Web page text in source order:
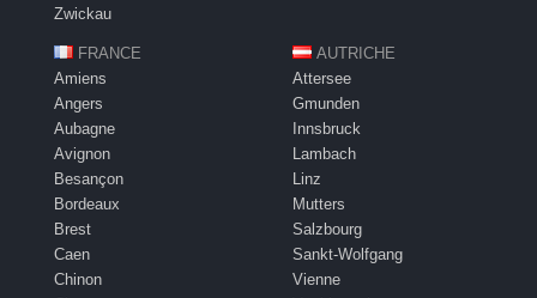
Zwickau
FRANCE
Amiens
Angers
Aubagne
Avignon
Besançon
Bordeaux
Brest
Caen
Chinon
AUTRICHE
Attersee
Gmunden
Innsbruck
Lambach
Linz
Mutters
Salzbourg
Sankt-Wolfgang
Vienne